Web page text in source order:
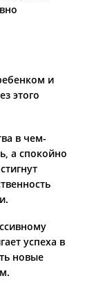
и
этого
в чем-
а спокойно
успеха в
новые